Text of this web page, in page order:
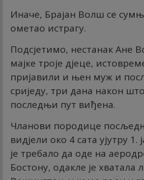
Иначе, Брајан Волш се
ометао истрагу.
Подсјетимо, нестанак Ане
мајке троје дјеце,
пријавили и њен муж и
сриједу, три дана након
последњи пут виђена.
Чланови породице
видјели око 4 сата ујутру 1.
је требало да оде на
Бостону, одакле је хватала